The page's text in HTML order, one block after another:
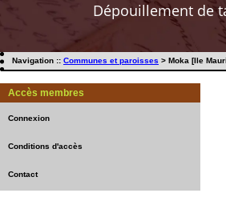
Dépouillement de
Navigation :: Communes et paroisses > Moka [Ile
Accès membres
Connexion
Conditions d'accès
Contact